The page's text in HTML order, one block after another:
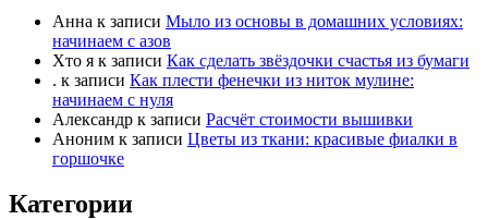
Анна к записи Мыло из основы в домашних условиях:
начинаем с азов
Хто я к записи Как сделать звёздочки счастья из бумаги
. к записи Как плести фенечки из ниток мулине:
начинаем с нуля
Александр к записи Расчёт стоимости вышивки
Аноним к записи Цветы из ткани: красивые фиалки в
горшочке
Категории